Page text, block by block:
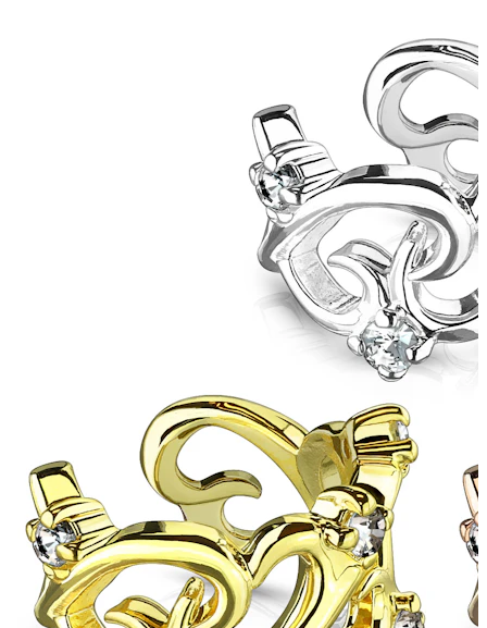
Apsipirkti pagal tipą
Papuošalo tipas